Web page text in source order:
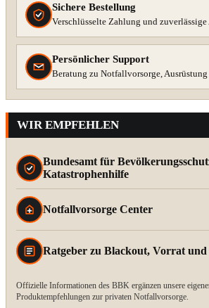
Sichere Bestellung
Verschlüsselte Zahlung und
Persönlicher Support
Beratung zu Notfallvorsorge,
WIR EMPFEHLEN
Bundesamt für
Katastrophenhilfe
Notfallvorsorge Center
Ratgeber zu Blackout, Vorrat
Offizielle Informationen des BBK ergänzen unsere
Produktempfehlungen zur privaten Notfallvorsorge.